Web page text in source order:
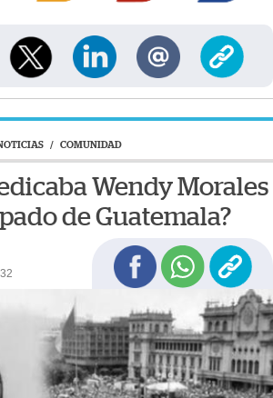
/ COMUNIDAD
Wendy Morales
de Guatemala?